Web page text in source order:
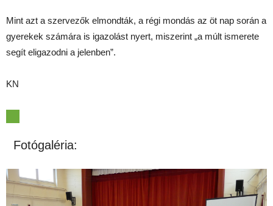
Mint azt a szervezők elmondták, a régi mondás az öt nap során a
gyerekek számára is igazolást nyert, miszerint „a múlt ismerete
segít eligazodni a jelenben”.
KN
Fotógaléria: